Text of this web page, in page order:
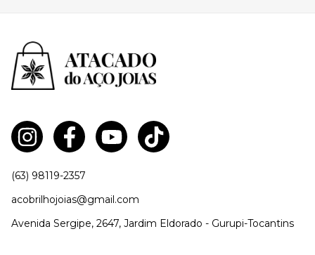
(63) 98119-2357
acobrilhojoias@gmail.com
Avenida Sergipe, 2647, Jardim Eldorado - Gurupi-Tocantins